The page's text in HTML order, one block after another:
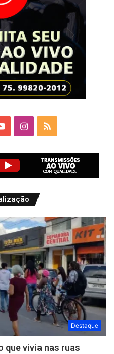
YouTubeInstagram
RSS
Destaque
que vivia nas ruas